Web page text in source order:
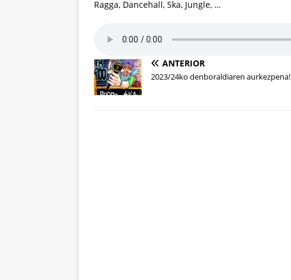
Ragga, Dancehall, Ska, Jungle, …
ANTERIOR
2023/24ko denboraldiaren aurkezpena!